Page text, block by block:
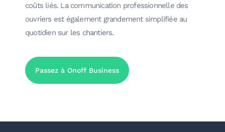
coûts liés. La communication professionnelle des
ouvriers est également grandement simplifiée au
quotidien sur les chantiers.
Passez à Onoff Business